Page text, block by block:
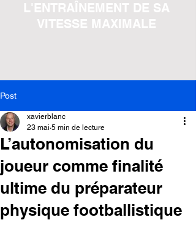
L'ENTRAÎNEMENT DE SA
VITESSE MAXIMALE
Post
L’autonomisation du
joueur comme finalité
ultime du préparateur
physique footballistique
xavierblanc
23 mai 5 min de lecture